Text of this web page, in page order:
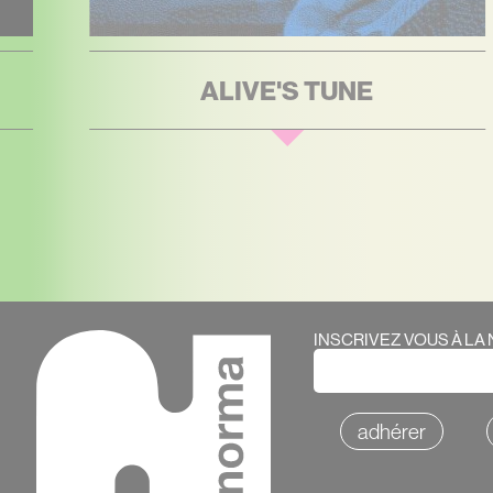
AMORITO
Webform
INSCRIVEZ VOUS À
adhérer